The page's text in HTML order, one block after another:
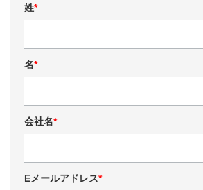
姓*
名*
会社名*
Eメールアドレス*